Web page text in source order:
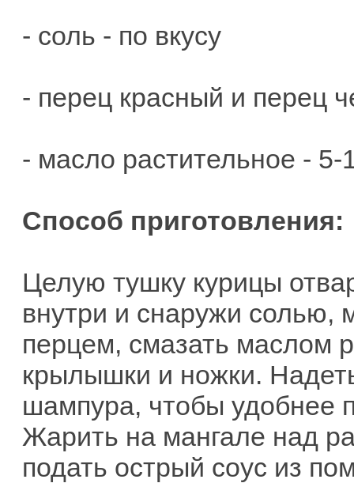
- соль - по вкусу
- перец красный и перец
- масло растительное - 5-
Способ приготовления:
Целую тушку курицы
внутри и снаружи
перцем, смазать маслом
крылышки и ножки.
шампура, чтобы удобнее
Жарить на мангале над
подать острый соус из